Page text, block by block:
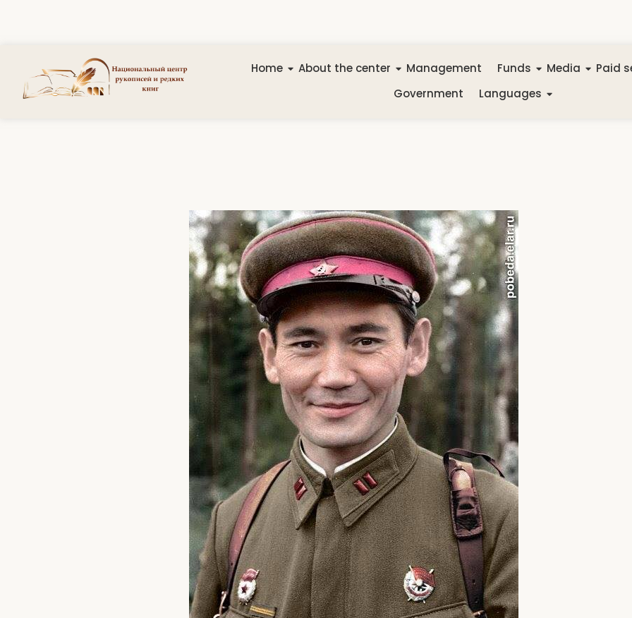
Home About the center Management Funds Media
Paid
Government
Languages